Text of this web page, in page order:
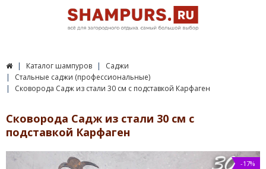
Каталог шампуров
Саджи
Стальные саджи (профессиональные)
Сковорода Садж из стали 30 см с подставкой Карфаген
Сковорода Садж из стали 30 см с
подставкой Карфаген
-17%